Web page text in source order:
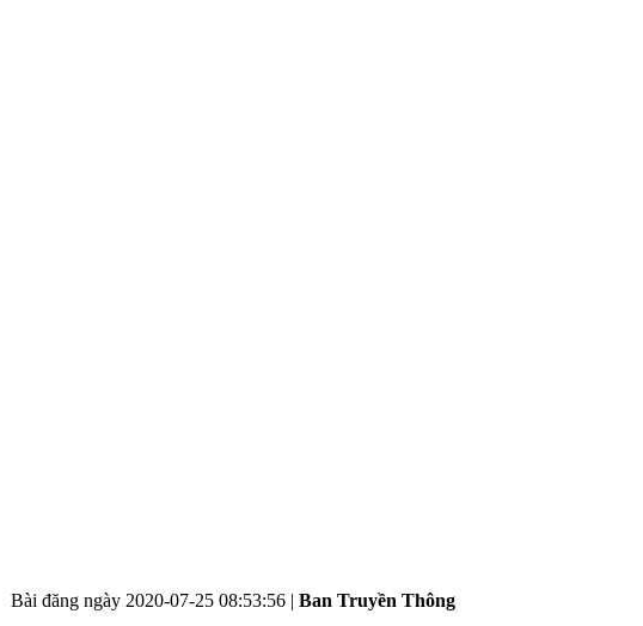
Bài đăng ngày 2020-07-25 08:53:56 | Ban Truyền Thông